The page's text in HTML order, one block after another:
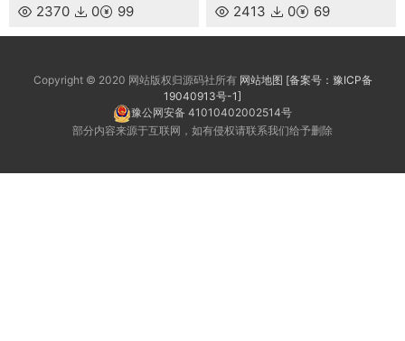
2370 0 99 2413 0 69
Copyright © 2020 网站版权归源码社所有 网站地图 [备案号：豫ICP备
19040913号-1]
豫公网安备 41010402002514号
部分内容来源于互联网，如有侵权请联系我们给予删除